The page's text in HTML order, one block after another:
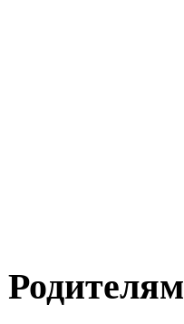
Родителям